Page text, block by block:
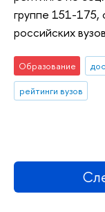
группе 151-175,
российских
Образование
рейтинги вузов